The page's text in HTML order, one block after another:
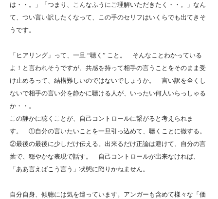
は・・。」「つまり、こんなふうにご理解いただきたく・・。」なん
て、つい言い訳したくなって、この手のセリフはいくらでも出てきそ
うです。
「ヒアリング」って、一旦 “聴く” こと。 そんなことわかっている
よ！と言われそうですが、共感を持って相手の言うことをそのまま受
け止めるって、結構難しいのではないでしょうか。 言い訳を全くし
ないで相手の言い分を静かに聴ける人が、いったい何人いらっしゃる
か・・。
この静かに聴くことが、自己コントロールに繋がると考えられま
す。 ①自分の言いたいことを一旦引っ込めて、聴くことに徹する。
②最後の最後に少しだけ伝える。出来るだけ正論は避けて、自分の言
葉で、穏やかな表現で話す。 自己コントロールが出来なければ、
「ああ言えばこう言う」状態に陥りかねません。
自分自身、傾聴には気を遣っています。アンガーも含めて様々な「価